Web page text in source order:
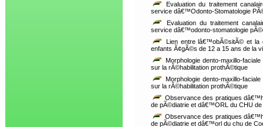
Evaluation du traitement
service dâ€™Odonto-Stomatologie
Evaluation du traitement
service dâ€™odonto-stomatologie
Lien entre lâ€™obÃ©sitÃ© et la
enfants Ã¢gÃ©s de 12 a 15 ans de la
Morphologie dento-maxillo-
sur la rÃ©habilitation prothÃ©tique
Morphologie dento-maxillo-
sur la rÃ©habilitation prothÃ©tique
Observance des pratiques
de pÃ©diatrie et dâ€™ORL du CHU
Observance des pratiques
de pÃ©diatrie et dâ€™orl du chu de